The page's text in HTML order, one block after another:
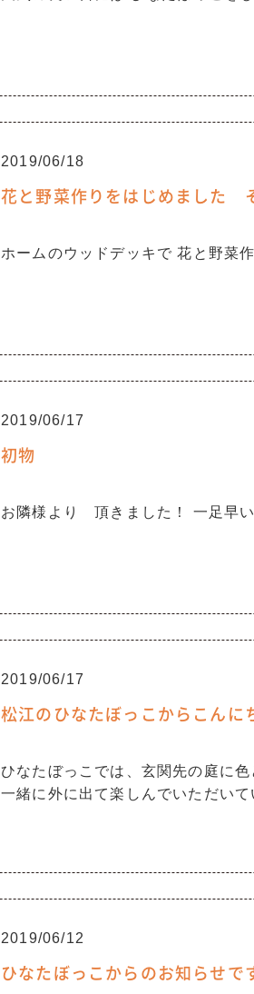
2019/06/18
花と野菜作りをはじめました
ホームのウッドデッキで 花と野菜
2019/06/17
初物
お隣様より 頂きました！ 一足早
2019/06/17
松江のひなたぼっこからこんに
ひなたぼっこでは、玄関先の庭に
一緒に外に出て楽しんでいただいて
2019/06/12
ひなたぼっこからのお知らせで